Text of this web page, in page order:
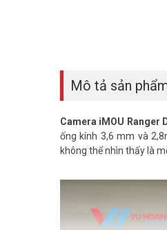
Mô tả sản
Camera iMOU Ranger
ống kính 3,6 mm và
không thể nhìn thấy là